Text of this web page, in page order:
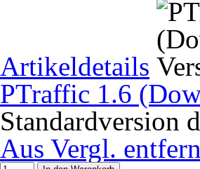
Artikeldetails
PTraffic 1.6
Standardversion
Aus Vergl.